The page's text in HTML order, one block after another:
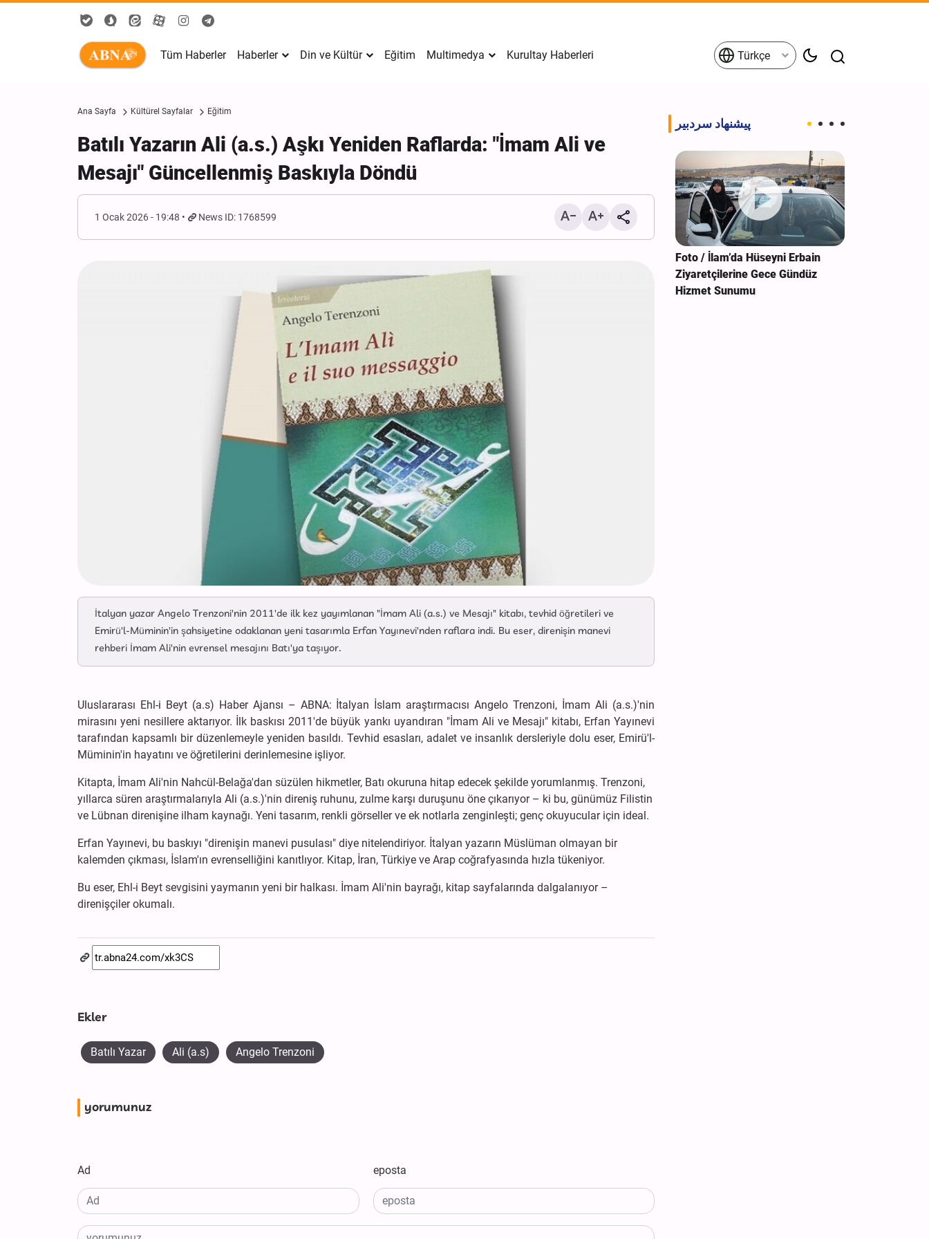
Tüm Haberler Haberler Din ve Kültür Eğitim Multimedya Kurultay Haberleri Türkçe
Ana Sayfa Kültürel Sayfalar Eğitim
Batılı Yazarın Ali (a.s.) Aşkı Yeniden Raflarda: "İmam Ali ve
Mesajı" Güncellenmiş Baskıyla Döndü
1 Ocak 2026 - 19:48 News ID: 1768599
İtalyan yazar Angelo Trenzoni'nin 2011'de ilk kez yayımlanan "İmam Ali (a.s.) ve Mesajı" kitabı, tevhid öğretileri ve
Emirü'l-Müminin'in şahsiyetine odaklanan yeni tasarımla Erfan Yayınevi'nden raflara indi. Bu eser, direnişin manevi
rehberi İmam Ali'nin evrensel mesajını Batı'ya taşıyor.
Uluslararası Ehl-i Beyt (a.s) Haber Ajansı – ABNA: İtalyan İslam araştırmacısı Angelo Trenzoni, İmam Ali (a.s.)'nin
mirasını yeni nesillere aktarıyor. İlk baskısı 2011'de büyük yankı uyandıran "İmam Ali ve Mesajı" kitabı, Erfan Yayınevi
tarafından kapsamlı bir düzenlemeyle yeniden basıldı. Tevhid esasları, adalet ve insanlık dersleriyle dolu eser, Emirü'l-
Müminin'in hayatını ve öğretilerini derinlemesine işliyor.
Kitapta, İmam Ali'nin Nahcül-Belağa'dan süzülen hikmetler, Batı okuruna hitap edecek şekilde yorumlanmış. Trenzoni,
yıllarca süren araştırmalarıyla Ali (a.s.)'nin direniş ruhunu, zulme karşı duruşunu öne çıkarıyor – ki bu, günümüz Filistin
ve Lübnan direnişine ilham kaynağı. Yeni tasarım, renkli görseller ve ek notlarla zenginleşti; genç okuyucular için ideal.
Erfan Yayınevi, bu baskıyı "direnişin manevi pusulası" diye nitelendiriyor. İtalyan yazarın Müslüman olmayan bir
kalemden çıkması, İslam'ın evrenselliğini kanıtlıyor. Kitap, İran, Türkiye ve Arap coğrafyasında hızla tükeniyor.
Bu eser, Ehl-i Beyt sevgisini yaymanın yeni bir halkası. İmam Ali'nin bayrağı, kitap sayfalarında dalgalanıyor –
direnişçiler okumalı.
Ekler
Batılı Yazar Ali (a.s) Angelo Trenzoni
yorumunuz
Ad eposta
پیشنهاد سردبیر
Hücre Çökertildi, 15 Kişi
Gözaltına Alındı
Foto / İlam’da Hüseyni Erbain
Ziyaretçilerine Gece Gündüz
Hizmet Sunumu